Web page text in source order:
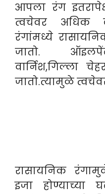
आपला रंग
त्वचेवर अधिक
रंगांमध्ये
जातो.
वार्निश,गिल्ला
जातो.त्यामुळे
रासायनिक
इजा होण्याच्या